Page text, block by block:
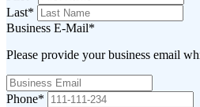
Last*
Business E-Mail*
Please provide your business email
Phone*